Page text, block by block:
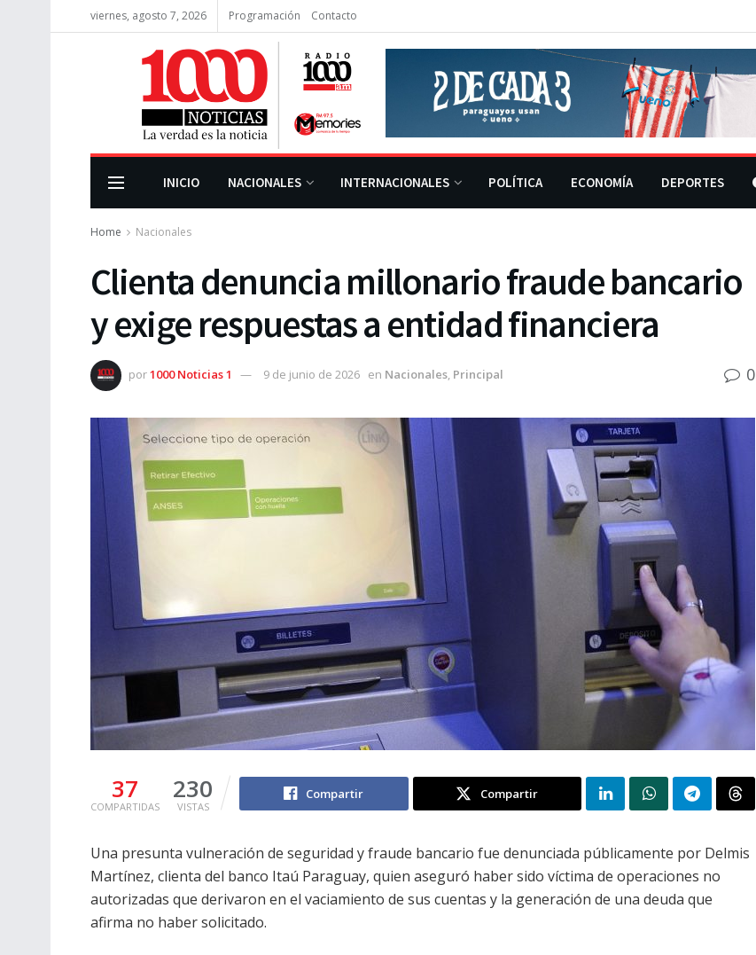
viernes, agosto 7, 2026 Programación Contacto
INICIO NACIONALES INTERNACIONALES POLÍTICA ECONOMÍA DEPORTES
Home Nacionales
Clienta denuncia millonario fraude bancario
y exige respuestas a entidad financiera
por1000 Noticias 1 9 de junio de 2026 en Nacionales, Principal 0
37
COMPARTIDAS
230
VISTAS
Compartir Compartir
Una presunta vulneración de seguridad y fraude bancario fue denunciada públicamente por Delmis
Martínez, clienta del banco Itaú Paraguay, quien aseguró haber sido víctima de operaciones no
autorizadas que derivaron en el vaciamiento de sus cuentas y la generación de una deuda que
afirma no haber solicitado.